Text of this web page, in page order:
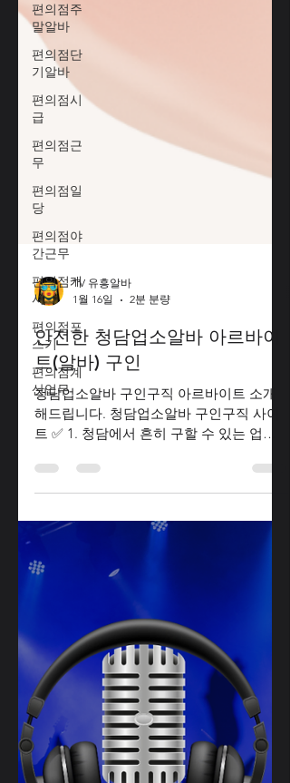
편의점주
말알바
편의점단
기알바
편의점시
급
편의점근
무
편의점일
당
편의점야
간근무
편의점캐
셔
편의점포
스기
편의점계
산업무
TV 유흥알바
1월 16일
안전한 청담업소알바 아르바이
트(알바) 구인
청담업소알바 구인구직 아르바이트 소개
해드립니다. 청담업소알바 구인구직 사이
청담동은 고급 상권 이기 때문에 다음과 같
페·베이커리 청담업소알바 고객 응대, 음료
특성상 기초 영어 능력 이 도움이 됨 ② 레
스토랑·브런치 바 청담업소알바 홀·서빙,
주방 보조, 예약 관리 주말·특정 시간대 집
중 채용 많음 ③ 패션·뷰티 브랜드 매장 의
류 매장 스태프, 시계·액세서리 부티크 판
매·재고 관리·고객 응대 업무 ④ 에스테틱·
스파 피부관리·마사지·테라피 보조 등 (정
규 자격 취득자 유리) 합법적인 관리 중심
의 서비스업 ⑤ 이벤트·프로모션 스태프 브